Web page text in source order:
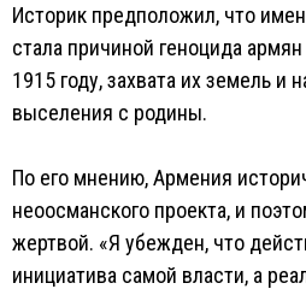
Историк предположил, что
стала причиной геноцида
1915 году, захвата их земель и
выселения с родины.
По его мнению, Армения
неоосманского проекта, и
жертвой. «Я убежден, что
инициатива самой власти, а